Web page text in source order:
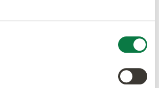
Akzentstreifen